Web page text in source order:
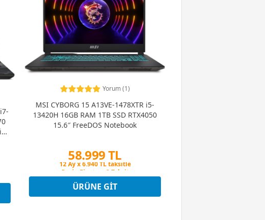
Yorum (1)
MSI CYBORG 15 A13VE-1478XTR i5-
13420H 16GB RAM 1TB SSD RTX4050
15.6″ FreeDOS Notebook
58.999 TL
Peşin Fiyatına 3 Taksit
12 Ay x 6.940 TL taksitle
Peşin Fiyatına 3 Taksit
ÜRÜNE GIT